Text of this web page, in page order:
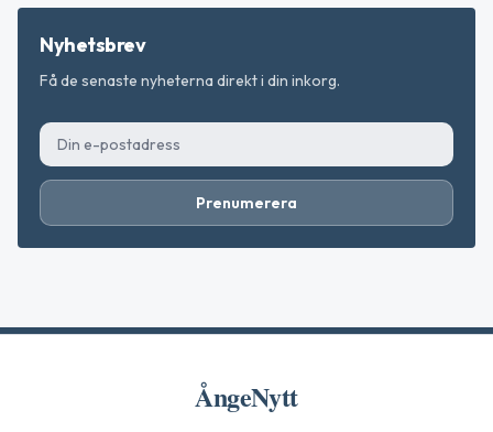
Nyhetsbrev
Få de senaste nyheterna direkt i din inkorg.
Prenumerera
ÅngeNytt